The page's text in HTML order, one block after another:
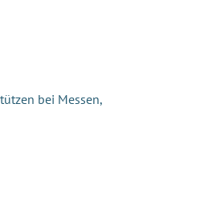
bei Messen,